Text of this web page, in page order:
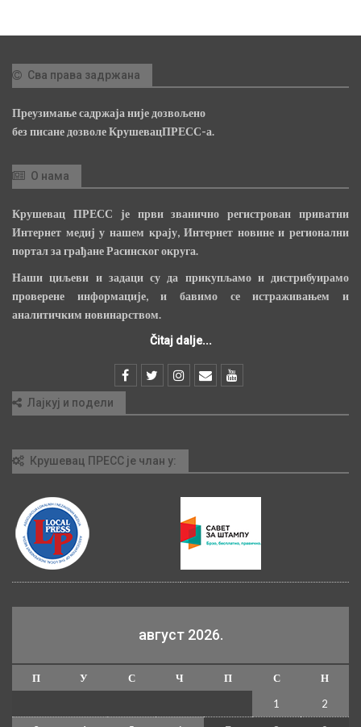
Сва права задржана
Преузимање садржаја није дозвољено
без писане дозволе КрушевацПРЕСС-а.
О нама
Крушевац ПРЕСС је први званично регистрован приватни
Интернет медиј у нашем крају, Интернет новине и регионални
портал за грађане Расинског округа.
Наши циљеви и задаци су да прикупљамо и дистрибуирамо
проверене информације, и бавимо се истраживањем и
аналитичким новинарством.
Čitaj dalje...
Лајкуј и подели
Крушевац ПРЕСС је члан у:
август 2026.
П У С Ч П С
Н
1
2